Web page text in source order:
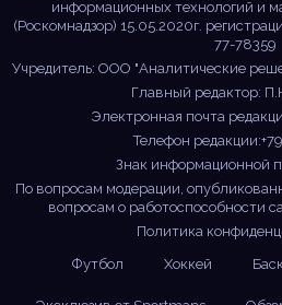
информационных технологий и
(Роскомнадзор) 15.05.2020г.
77-78359
Учредитель: ООО "Аналитические
Главный редактор:
Электронная почта
Телефон
Знак информационной
По вопросам модерации,
вопросам о работоспособности
Политика
Футбол
Хоккей